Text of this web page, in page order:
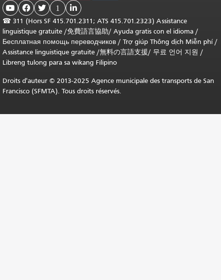
   1 
☎ 311 (Hors SF 415.701.2311; ATS 415.701.2323) Assistance
linguistique gratuite /免費語言協助/ Ayuda gratis con el idioma /
Бесплатная помощь переводчиков / Trợ giúp Thông dịch Miễn phí/
Assistance linguistique gratuite /無料の言語支援/ 무료 언어 지원 /
Libreng tulong para sa wikang Filipino
Droits d'auteur © 2013-2025 Agence municipale des transports de San
Francisco (SFMTA). Tous droits réservés.